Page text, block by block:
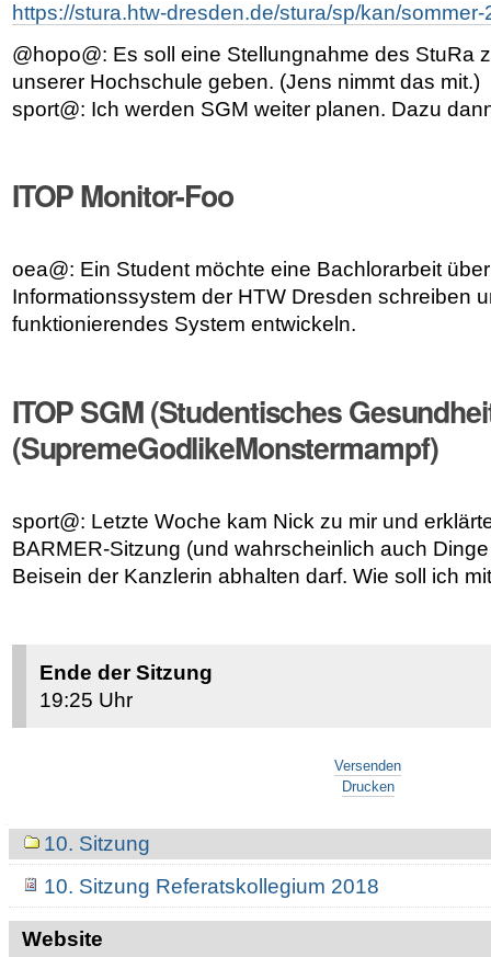
https://stura.htw-dresden.de/stura/sp/kan/
@hopo@: Es soll eine Stellungnahme des StuRa
unserer Hochschule geben. (Jens nimmt das mit.)
sport@: Ich werden SGM weiter planen. Dazu
ITOP Monitor-Foo
oea@: Ein Student möchte eine Bachlorarbeit
Informationssystem der HTW Dresden schreiben
funktionierendes System entwickeln.
ITOP SGM (Studentisches
(SupremeGodlikeMonstermampf)
sport@: Letzte Woche kam Nick zu mir und
BARMER-Sitzung (und wahrscheinlich auch
Beisein der Kanzlerin abhalten darf. Wie soll ich
Ende der Sitzung
19:25 Uhr
Versenden
Drucken
Navigation10. Sitzung
10. Sitzung Referatskollegium 2018
Website